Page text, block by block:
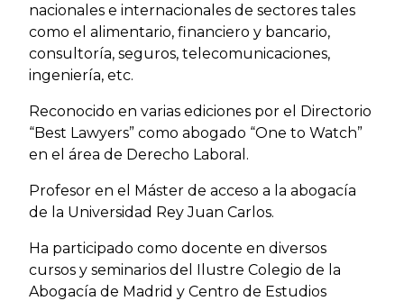
nacionales e internacionales de sectores tales
como el alimentario, financiero y bancario,
consultoría, seguros, telecomunicaciones,
ingeniería, etc.
Reconocido en varias ediciones por el Directorio
“Best Lawyers” como abogado “One to Watch”
en el área de Derecho Laboral.
Profesor en el Máster de acceso a la abogacía
de la Universidad Rey Juan Carlos.
Ha participado como docente en diversos
cursos y seminarios del Ilustre Colegio de la
Abogacía de Madrid y Centro de Estudios